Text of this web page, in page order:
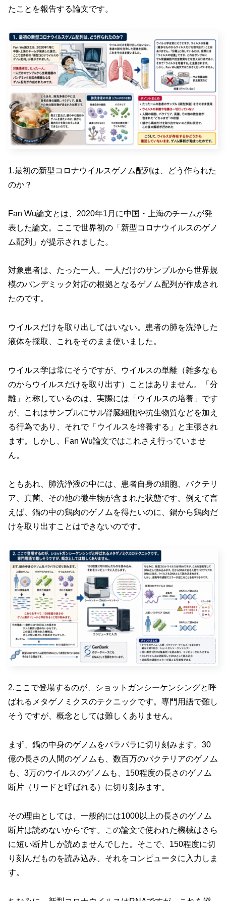
たことを報告する論文です。
1.最初の新型コロナウイルスゲノム配列は、どう作られた
のか？
Fan Wu論文とは、2020年1月に中国・上海のチームが発
表した論文。ここで世界初の「新型コロナウイルスのゲノ
ム配列」が提示されました。
対象患者は、たった一人。一人だけのサンプルから世界規
模のパンデミック対応の根拠となるゲノム配列が作成され
たのです。
ウイルスだけを取り出してはいない。患者の肺を洗浄した
液体を採取、これをそのまま使いました。
ウイルス学は常にそうですが、ウイルスの単離（雑多なも
のからウイルスだけを取り出す）ことはありません。「分
離」と称しているのは、実際には「ウイルスの培養」です
が、これはサンプルにサル腎臓細胞や抗生物質などを加え
る行為であり、それで「ウイルスを培養する」と主張され
ます。しかし、Fan Wu論文ではこれさえ行っていませ
ん。
ともあれ、肺洗浄液の中には、患者自身の細胞、バクテリ
ア、真菌、その他の微生物が含まれた状態です。例えて言
えば、鍋の中の鶏肉のゲノムを得たいのに、鍋から鶏肉だ
けを取り出すことはできないのです。
2.ここで登場するのが、ショットガンシーケンシングと呼
ばれるメタゲノミクスのテクニックです。専門用語で難し
そうですが、概念としては難しくありません。
まず、鍋の中身のゲノムをバラバラに切り刻みます。30
億の長さの人間のゲノムも、数百万のバクテリアのゲノム
も、3万のウイルスのゲノムも、150程度の長さのゲノム
断片（リードと呼ばれる）に切り刻みます。
その理由としては、一般的には1000以上の長さのゲノム
断片は読めないからです。この論文で使われた機械はさら
に短い断片しか読めませんでした。そこで、150程度に切
り刻んだものを読み込み、それをコンピュータに入力しま
す。